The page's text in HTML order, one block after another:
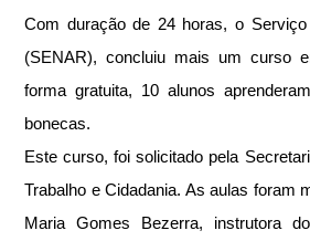
Com duração de 24 horas, o
(SENAR), concluiu mais um curso
forma gratuita, 10 alunos
bonecas.
Este curso, foi solicitado pela
Trabalho e Cidadania. As aulas foram
Maria Gomes Bezerra, instrutora